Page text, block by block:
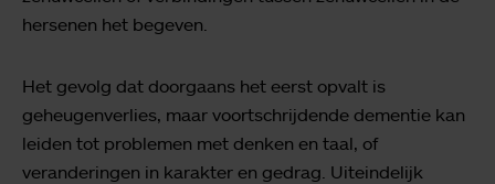
hersenen het begeven.
Het gevolg dat doorgaans het eerst opvalt is
geheugenverlies, maar voortschrijdende dementie kan
leiden tot problemen met denken en taal, of
veranderingen in karakter en gedrag. Uiteindelijk